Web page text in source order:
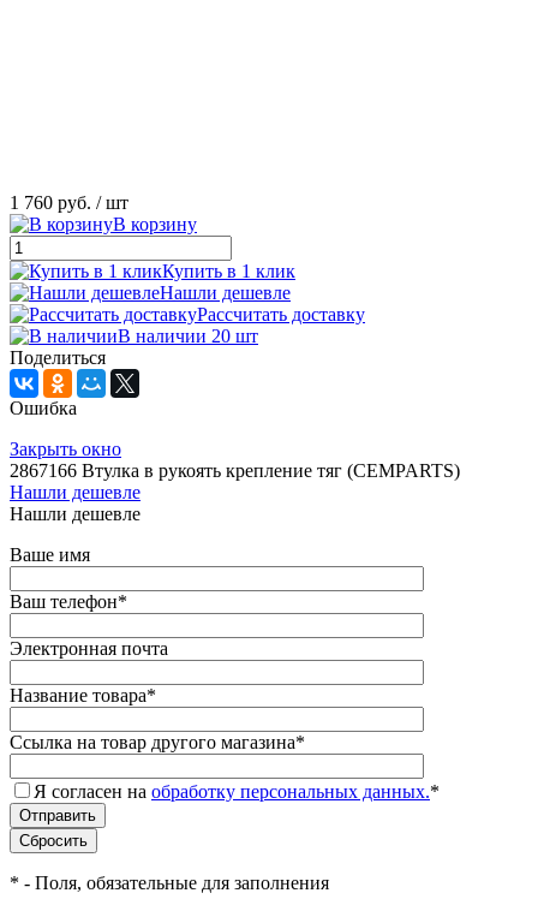
1 760 руб. / шт
В корзину
Купить в 1 клик
Нашли дешевле
Рассчитать доставку
В наличии 20 шт
Поделиться
Ошибка
Закрыть окно
2867166 Втулка в рукоять крепление тяг (CEMPARTS)
Нашли дешевле
Нашли дешевле
Ваше имя
Ваш телефон*
Электронная почта
Название товара*
Ссылка на товар другого магазина*
Я согласен на обработку персональных данных.*
* - Поля, обязательные для заполнения